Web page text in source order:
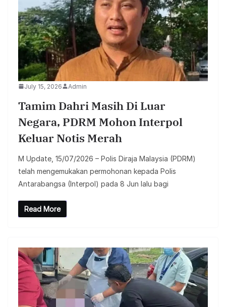
July 15, 2026 Admin
Tamim Dahri Masih Di Luar
Negara, PDRM Mohon Interpol
Keluar Notis Merah
M Update, 15/07/2026 – Polis Diraja Malaysia (PDRM)
telah mengemukakan permohonan kepada Polis
Antarabangsa (Interpol) pada 8 Jun lalu bagi
Read More